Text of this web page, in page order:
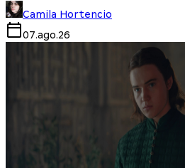
Camila Hortencio
07.ago.26